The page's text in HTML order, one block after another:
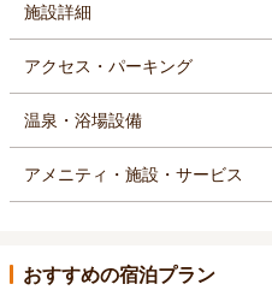
施設詳細
アクセス・パーキング
温泉・浴場設備
アメニティ・施設・サービス
おすすめの宿泊プラン